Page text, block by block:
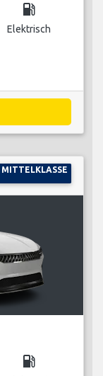
local_gas_station
Elektrisch
MITTELKLASSE
local_gas_station